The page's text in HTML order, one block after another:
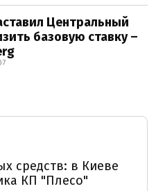
Центральный
базовую ставку –
средств: в Киеве
КП "Плесо"